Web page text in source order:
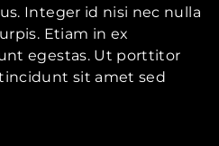
Integer id nisi nec nulla
Etiam in ex
egestas. Ut porttitor
sit amet sed